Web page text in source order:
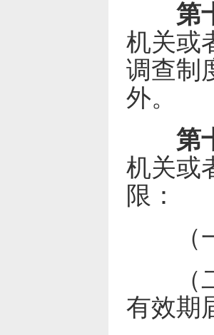
第
机关或
调查制
外。
第
机关或
限：
（一
（二
有效期